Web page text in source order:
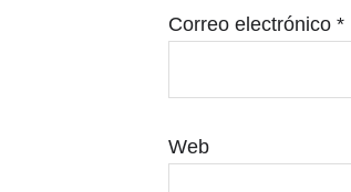
Correo electrónico *
Web